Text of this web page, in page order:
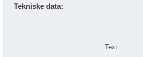
Tekniske data:
Text